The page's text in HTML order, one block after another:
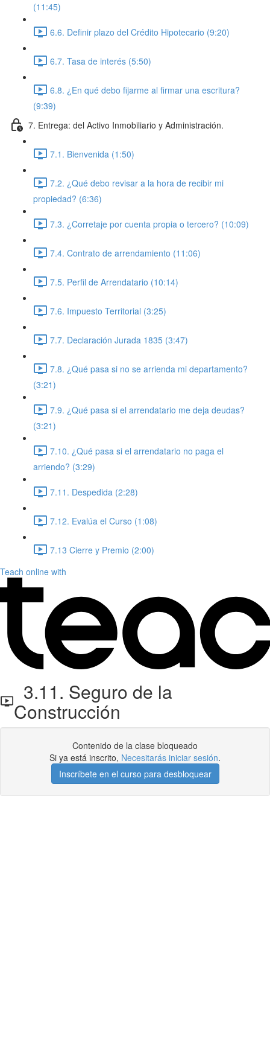
(11:45)
6.6. Definir plazo del Crédito Hipotecario (9:20)
6.7. Tasa de interés (5:50)
6.8. ¿En qué debo fijarme al firmar una escritura?
(9:39)
7. Entrega: del Activo Inmobiliario y Administración.
7.1. Bienvenida (1:50)
7.2. ¿Qué debo revisar a la hora de recibir mi
propiedad? (6:36)
7.3. ¿Corretaje por cuenta propia o tercero? (10:09)
7.4. Contrato de arrendamiento (11:06)
7.5. Perfil de Arrendatario (10:14)
7.6. Impuesto Territorial (3:25)
7.7. Declaración Jurada 1835 (3:47)
7.8. ¿Qué pasa si no se arrienda mi departamento?
(3:21)
7.9. ¿Qué pasa si el arrendatario me deja deudas?
(3:21)
7.10. ¿Qué pasa si el arrendatario no paga el
arriendo? (3:29)
7.11. Despedida (2:28)
7.12. Evalúa el Curso (1:08)
7.13 Cierre y Premio (2:00)
Teach online with
3.11. Seguro de la
Construcción
Contenido de la clase bloqueado
Si ya está inscrito, Necesitarás iniciar sesión.
Inscríbete en el curso para desbloquear